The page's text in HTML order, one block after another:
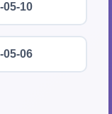
05-10
05-06